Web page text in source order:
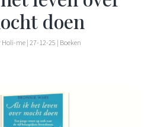
doen
Holi-me|27-12-25 | Boeken